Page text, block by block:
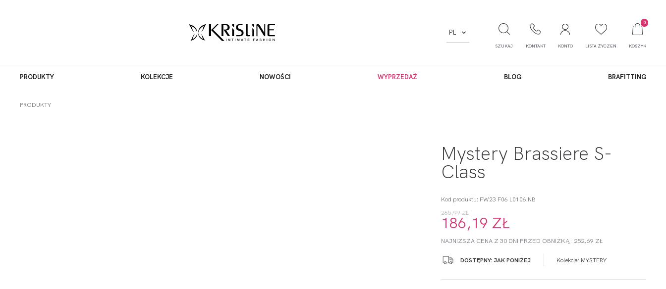
PL
SZUKAJ KONTAKT KONTO LISTA ŻYCZEŃ
0
KOSZYK
PRODUKTY KOLEKCJE NOWOŚCI WYPRZEDAŻ BLOG BRAFITTING
PRODUKTY
Mystery Brassiere S-
Class
Kod produktu: FW23 F06 L0106 NB
265,99 ZŁ
186,19 ZŁ
NAJNIŻSZA CENA Z 30 DNI PRZED OBNIŻKĄ: 252,69 ZŁ
DOSTĘPNY: JAK PONIŻEJ Kolekcja: MYSTERY